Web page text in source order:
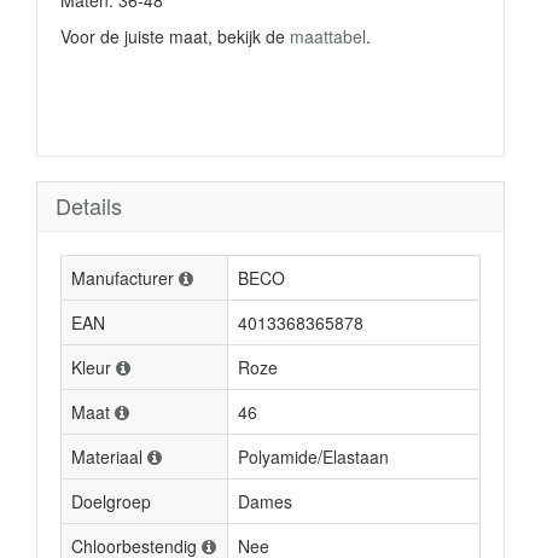
Voor de juiste maat, bekijk de maattabel.
Details
Manufacturer
BECO
EAN
4013368365878
Kleur
Roze
Maat
46
Materiaal
Polyamide/Elastaan
Doelgroep
Dames
Chloorbestendig
Nee